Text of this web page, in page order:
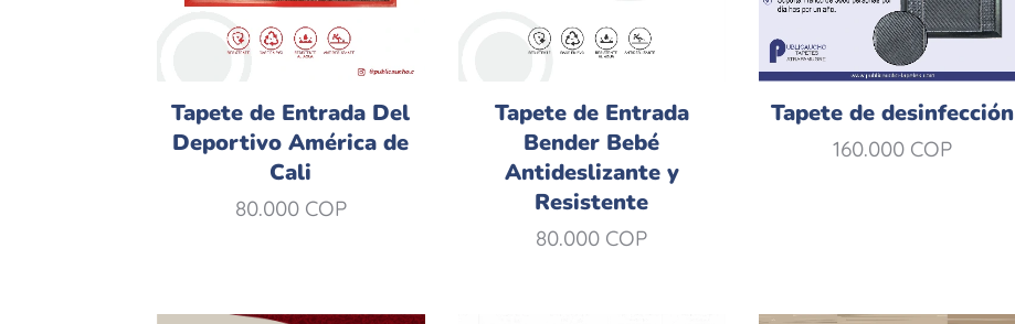
Tapete de Entrada Del
Deportivo América de
Cali
80.000COP
Tapete de Entrada
Bender Bebé
Antideslizante y
Resistente
80.000 COP
Tapete de desinfección
160.000 COP